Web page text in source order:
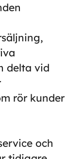
delta vid
rör kunder
och